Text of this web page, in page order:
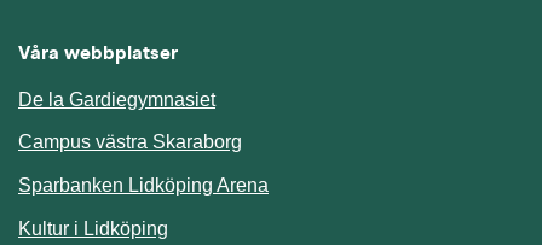
Våra webbplatser
De la Gardiegymnasiet
Campus västra Skaraborg
Sparbanken Lidköping Arena
Kultur i Lidköping